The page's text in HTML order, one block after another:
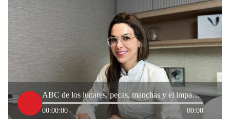
ABC de los lunares, pecas, manchas y el impacto del sol en en la piel
00:00:00 00:00